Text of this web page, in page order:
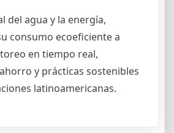
del agua y la energía,
consumo ecoeficiente a
en tiempo real,
y prácticas sostenibles
latinoamericanas.